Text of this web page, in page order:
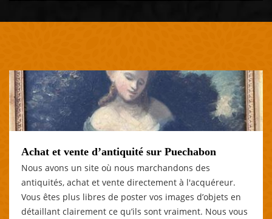
Achat et vente d’antiquité sur Puechabon
Nous avons un site où nous marchandons des
antiquités, achat et vente directement à l'acquéreur.
Vous êtes plus libres de poster vos images d’objets en
détaillant clairement ce qu’ils sont vraiment. Nous vous